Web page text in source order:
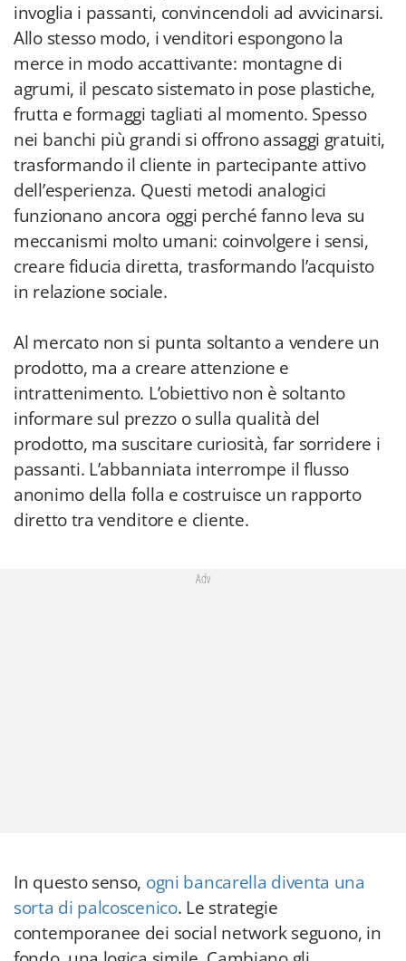
invoglia i passanti, convincendoli ad avvicinarsi.
Allo stesso modo, i venditori espongono la
merce in modo accattivante: montagne di
agrumi, il pescato sistemato in pose plastiche,
frutta e formaggi tagliati al momento. Spesso
nei banchi più grandi si offrono assaggi gratuiti,
trasformando il cliente in partecipante attivo
dell’esperienza. Questi metodi analogici
funzionano ancora oggi perché fanno leva su
meccanismi molto umani: coinvolgere i sensi,
creare fiducia diretta, trasformando l’acquisto
in relazione sociale.
Al mercato non si punta soltanto a vendere un
prodotto, ma a creare attenzione e
intrattenimento. L’obiettivo non è soltanto
informare sul prezzo o sulla qualità del
prodotto, ma suscitare curiosità, far sorridere i
passanti. L’abbanniata interrompe il flusso
anonimo della folla e costruisce un rapporto
diretto tra venditore e cliente.
Adv
In questo senso, ogni bancarella diventa una
sorta di palcoscenico. Le strategie
contemporanee dei social network seguono, in